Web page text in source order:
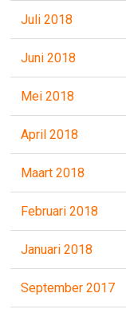
Juli 2018
Juni 2018
Mei 2018
April 2018
Maart 2018
Februari 2018
Januari 2018
September 2017